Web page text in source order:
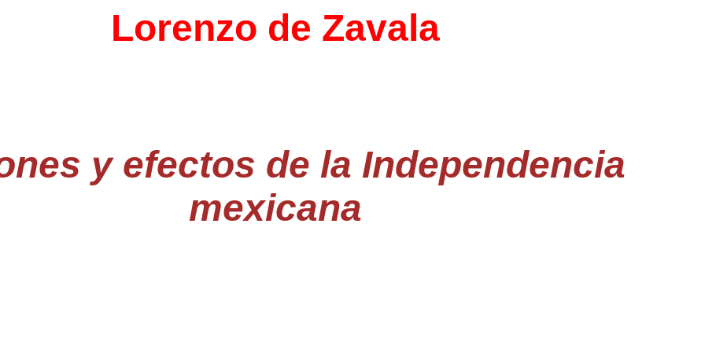
Lorenzo de Zavala
y efectos de la Independencia
mexicana